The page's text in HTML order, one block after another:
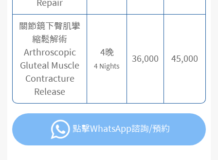
Repair
關節鏡下臀肌攣
縮鬆解術
Arthroscopic
Gluteal Muscle
Contracture
Release
4晚
4 Nights
36,000 45,000
點擊WhatsApp諮詢/預約